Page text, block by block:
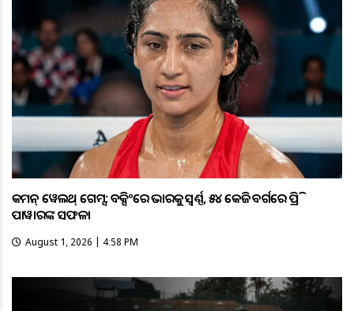
କମନ୍ ୱେଲଥ୍ ଗେମ୍ସ: ବକ୍ସିଂରେ ଭାରତକୁ ସ୍ବର୍ଣ୍ଣ, ୫୪ କେଜି ବର୍ଗରେ ପ୍ରିତି
ପାୱାରଙ୍କ ସଫଳତା
August 1, 2026 | 4:58 PM